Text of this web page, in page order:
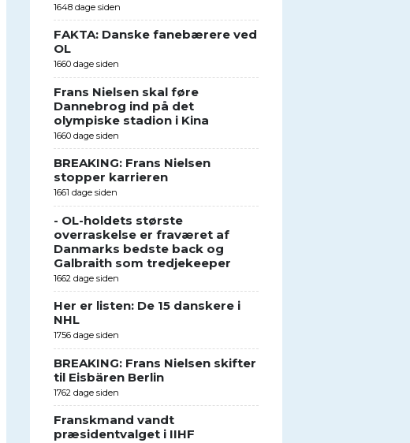
1648 dage siden
FAKTA: Danske fanebærere ved
OL
1660 dage siden
Frans Nielsen skal føre
Dannebrog ind på det
olympiske stadion i Kina
1660 dage siden
BREAKING: Frans Nielsen
stopper karrieren
1661 dage siden
- OL-holdets største
overraskelse er fraværet af
Danmarks bedste back og
Galbraith som tredjekeeper
1662 dage siden
Her er listen: De 15 danskere i
NHL
1756 dage siden
BREAKING: Frans Nielsen skifter
til Eisbären Berlin
1762 dage siden
Franskmand vandt
præsidentvalget i IIHF